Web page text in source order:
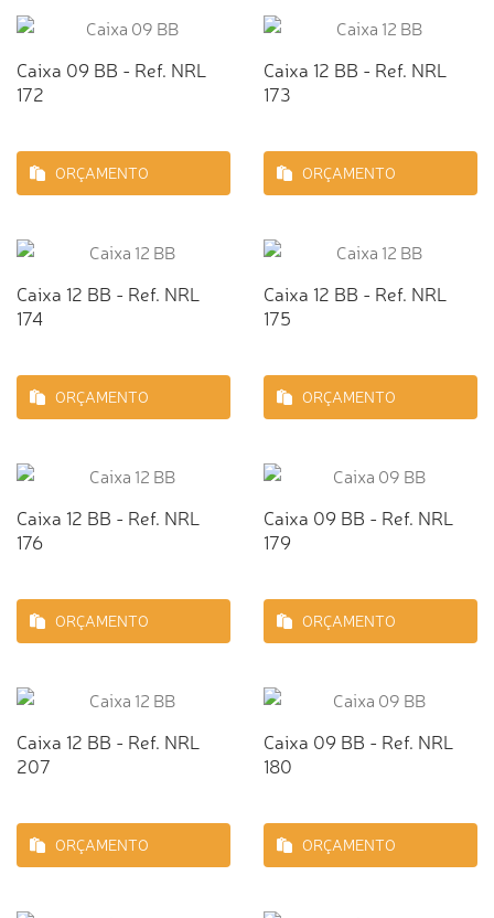
Caixa 09 BB - Ref. NRL
172
ORÇAMENTO
Caixa 12 BB - Ref. NRL
173
ORÇAMENTO
Caixa 12 BB - Ref. NRL
174
ORÇAMENTO
Caixa 12 BB - Ref. NRL
175
ORÇAMENTO
Caixa 12 BB - Ref. NRL
176
ORÇAMENTO
Caixa 09 BB - Ref. NRL
179
ORÇAMENTO
Caixa 12 BB - Ref. NRL
207
ORÇAMENTO
Caixa 09 BB - Ref. NRL
180
ORÇAMENTO